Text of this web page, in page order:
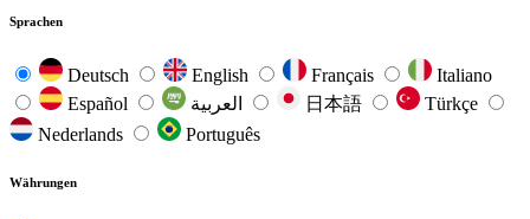
Sprachen
Deutsch English Français
Italiano
Español
日本語
Türkçe
Nederlands
Português
Währungen